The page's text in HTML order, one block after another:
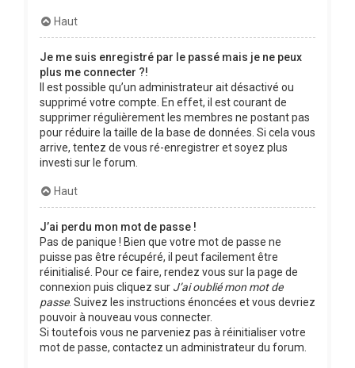
Haut
Je me suis enregistré par le passé mais je ne peux
plus me connecter ?!
Il est possible qu’un administrateur ait désactivé ou
supprimé votre compte. En effet, il est courant de
supprimer régulièrement les membres ne postant pas
pour réduire la taille de la base de données. Si cela vous
arrive, tentez de vous ré-enregistrer et soyez plus
investi sur le forum.
Haut
J’ai perdu mon mot de passe !
Pas de panique ! Bien que votre mot de passe ne
puisse pas être récupéré, il peut facilement être
réinitialisé. Pour ce faire, rendez vous sur la page de
connexion puis cliquez sur J’ai oublié mon mot de
passe. Suivez les instructions énoncées et vous devriez
pouvoir à nouveau vous connecter.
Si toutefois vous ne parveniez pas à réinitialiser votre
mot de passe, contactez un administrateur du forum.